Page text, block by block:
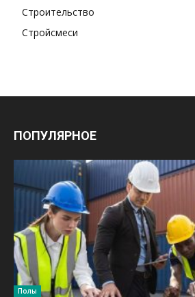
Строительство
Стройсмеси
ПОПУЛЯРНОЕ
Полы